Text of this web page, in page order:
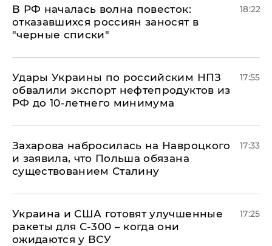
​В РФ началась волна повесток:
отказавшихся россиян заносят в
"черные списки"
18:22
Удары Украины по российским НПЗ
обвалили экспорт нефтепродуктов из
РФ до 10-летнего минимума
17:55
​Захарова набросилась на Навроцкого
и заявила, что Польша обязана
существованием Сталину
17:33
Украина и США готовят улучшенные
ракеты для С-300 – когда они
ожидаются у ВСУ
17:25